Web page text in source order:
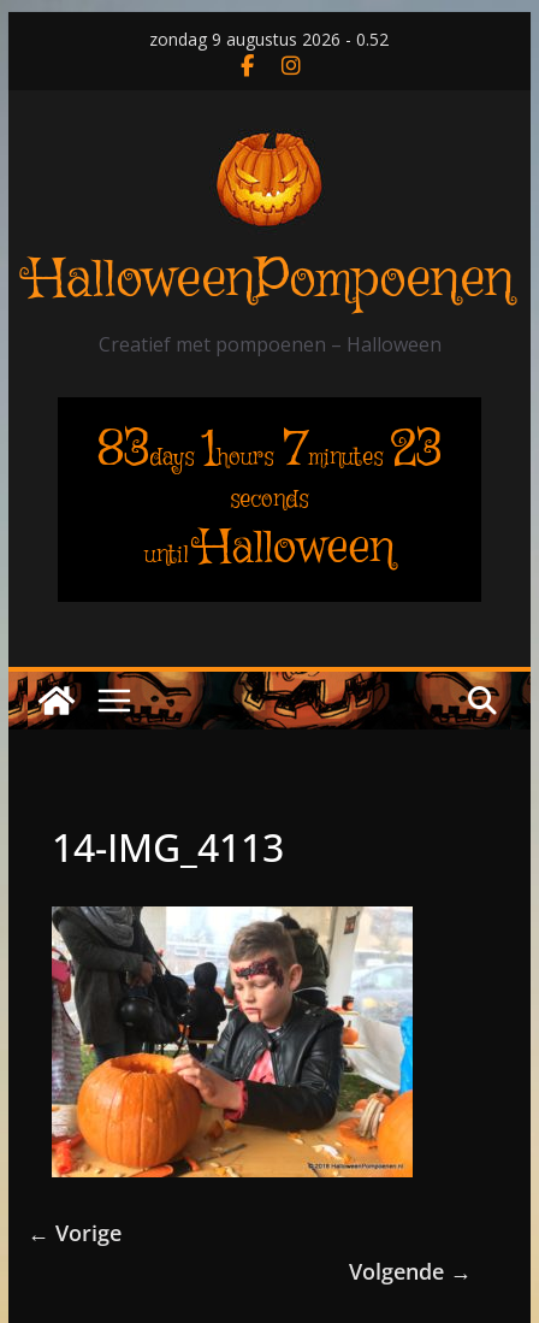
zondag 9 augustus 2026 - 0.52
HalloweenPompoenen
Creatief met pompoenen – Halloween
83days 1hours 7minutes 23
seconds
until Halloween
14-IMG_4113
← Vorige
Volgende →